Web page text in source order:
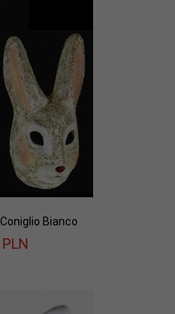
Bianco
PLN